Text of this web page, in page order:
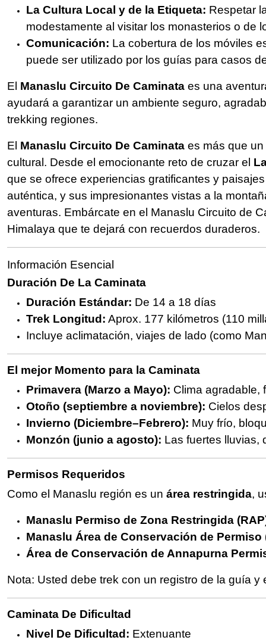
La Cultura Local y de la Etiqueta: Respetar
modestamente al visitar los monasterios o de
Comunicación: La cobertura de los móviles
puede ser utilizado por los guías para casos
El Manaslu Circuito De Caminata es una
ayudará a garantizar un ambiente seguro,
trekking regiones.
El Manaslu Circuito De Caminata es más que
cultural. Desde el emocionante reto de cruzar el
que se ofrece experiencias gratificantes y
auténtica, y sus impresionantes vistas a la
aventuras. Embárcate en el Manaslu Circuito de
Himalaya que te dejará con recuerdos duraderos.
Información Esencial
Duración De La Caminata
Duración Estándar: De 14 a 18 días
Trek Longitud: Aprox. 177 kilómetros (110
Incluye aclimatación, viajes de lado (como
El mejor Momento para la Caminata
Primavera (Marzo a Mayo): Clima agradable,
Otoño (septiembre a noviembre): Cielos
Invierno (Diciembre–Febrero): Muy frío,
Monzón (junio a agosto): Las fuertes lluvias,
Permisos Requeridos
Como el Manaslu región es un área restringida,
Manaslu Permiso de Zona Restringida
Manaslu Área de Conservación de Permiso
Área de Conservación de Annapurna
Nota: Usted debe trek con un registro de la guía
Caminata De Dificultad
Nivel De Dificultad: Extenuante